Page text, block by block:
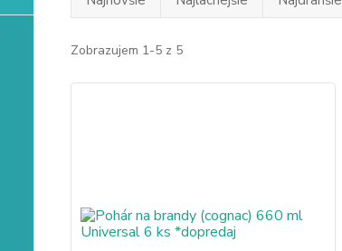
Zobrazujem 1-5 z 5